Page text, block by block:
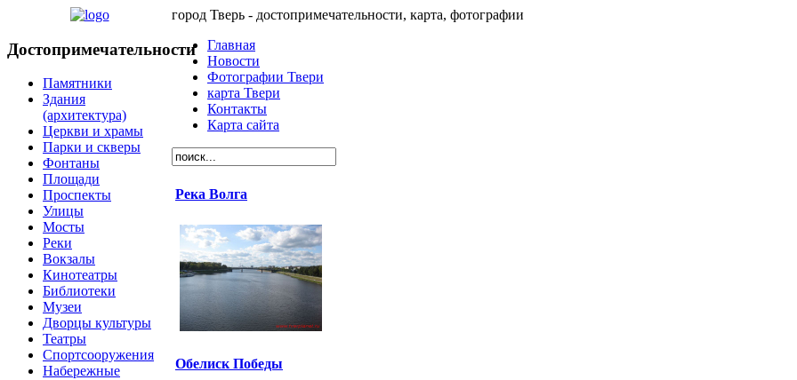
Достопримечательности
Памятники
Здания
(архитектура)
Церкви и храмы
Парки и скверы
Фонтаны
Площади
Проспекты
Улицы
Мосты
Реки
Вокзалы
Кинотеатры
Библиотеки
Музеи
Дворцы культуры
Театры
Спортсооружения
Набережные
город Тверь - достопримечательности, карта, фотографии
Главная
Новости
Фотографии Твери
карта Твери
Контакты
Карта сайта
Река Волга
Обелиск Победы